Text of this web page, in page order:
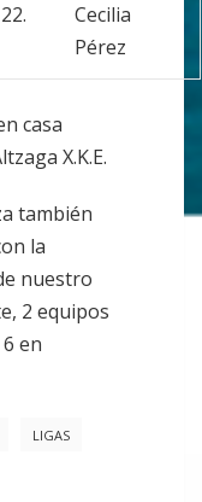
22.
Cecilia
Pérez
casa
X.K.E.
también
la
nuestro
2 equipos
en
LIGAS